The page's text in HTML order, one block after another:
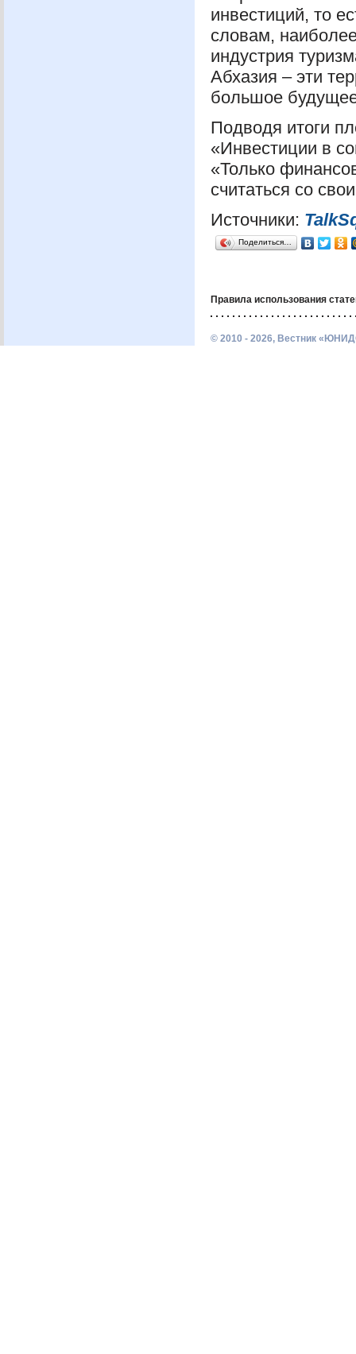
инвестиций, то
словам,
индустрия
Абхазия – эти
большое
Подводя итоги
«Инвестиции в
«Только
считаться со
Источники:
Поделиться…
Правила использования
© 2010 - 2026, Вестник